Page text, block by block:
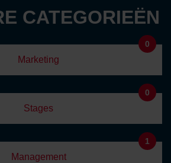
CATEGORIEËN
Marketing
0
Stages
0
Management
1